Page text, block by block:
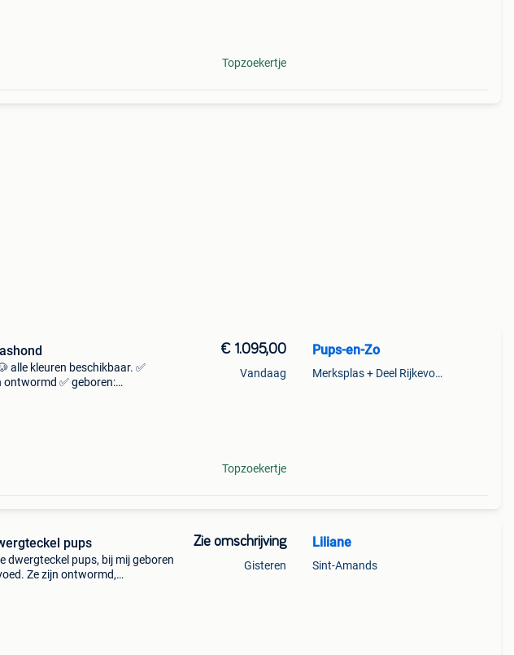
Topzoekertje
alle kleuren beschikbaar. ✅
ontwormd ✅ geboren:
€ 1.095,00
Vandaag
Topzoekertje
Pups-en-Zo
Merksplas + Deel Rijkevorsel
pups
dwergteckel pups, bij mij geboren
Ze zijn ontwormd,
Zie omschrijving
Gisteren
Liliane
Sint-Amands